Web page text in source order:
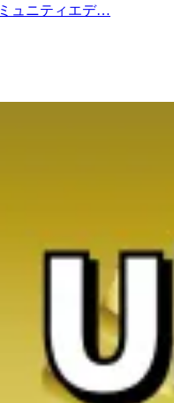
ュニティエデ…